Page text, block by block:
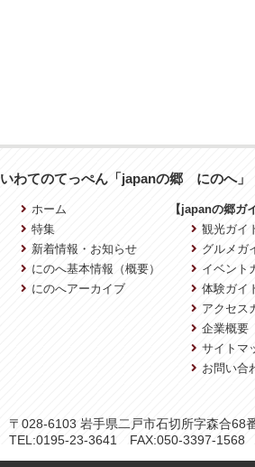
いわてのてっぺん「japanの郷 にのへ」
ホーム
特集
新着情報・お知らせ
にのへ基本情報（概要）
にのへアーカイブ
【japanの郷ガ
観光ガイ
グルメガ
イベント
体験ガイ
アクセス
企業概要
サイトマ
お問い合
〒028-6103 岩手県二戸市石切所字森合68
TEL:0195-23-3641 FAX:050-3397-1568